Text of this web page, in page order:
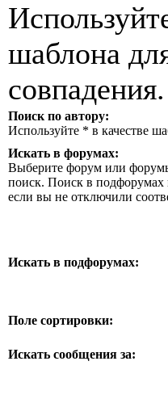
шаблона
совпадения.
Поиск по автору:
Используйте * в качестве
Искать в форумах:
Выберите форум или
поиск. Поиск в подфорумах
если вы не отключили
Искать в подфорумах:
Поле сортировки:
Искать сообщения за: